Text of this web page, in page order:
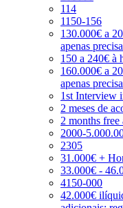
114
1150-156
130.000€ a
apenas
150 a 240€ à
160.000€ a
apenas
1st Interview
2 meses de
2 months free
2000-
2305
31.000€ +
33.000€ -
4150-000
42.000€